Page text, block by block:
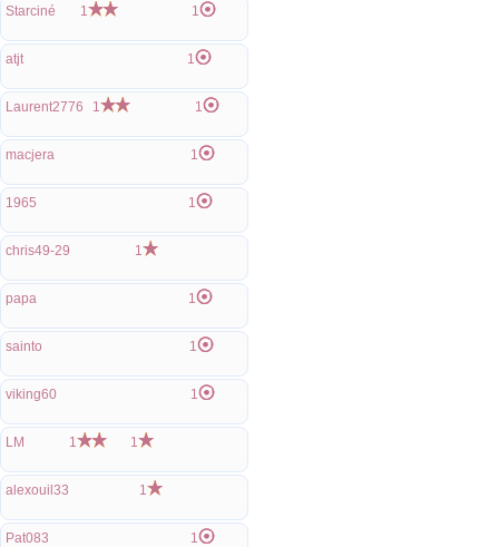
Starciné 1 1
atjt 1
Laurent2776 1 1
macjera 1
1965 1
chris49-29 1
papa 1
sainto 1
viking60 1
LM 1 1
alexouil33 1
Pat083 1